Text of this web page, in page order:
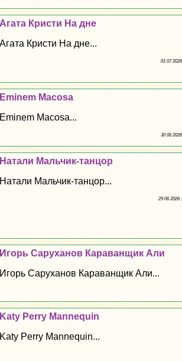
Агата Кристи На дне
Агата Кристи На дне...
01 07
Eminem Macosa
Eminem Macosa...
30 06
Натали Мальчик-танцор
Натали Мальчик-танцор...
29 06 2026
Игорь Саруханов Караванщик Али
Игорь Саруханов Караванщик Али...
Katy Perry Mannequin
Katy Perry Mannequin...